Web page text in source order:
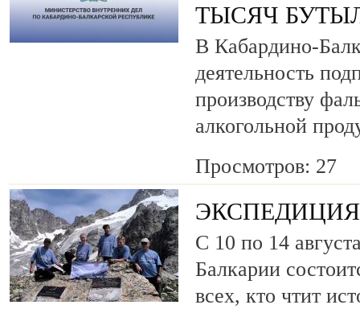
ТЫСЯЧ
В Кабардино-
деятельность
производству
алкогольной
Просмотров: 27
С 10 по 14
Балкарии
всех, кто чтит